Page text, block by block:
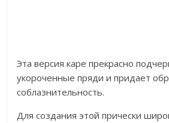
Эта версия каре прекрасно
укороченные пряди и придает
соблазнительность.
Для создания этой прически